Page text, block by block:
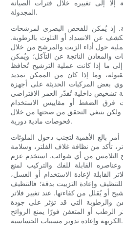
إلى تغييره خلال فترات الصيانة
المجدولة.
إذ يُمكن للفحص البصري لمرشحات
عن الانسداد أو التلوث بالرطوبة.
حول أداء الزيت والمرشح من خلال
الناتجة عن التآكل؛ ويُمكن
ما إذا كانت عملية الترشيح تُحافظ
وما إذا كان من الممكن تمديد
بعض المركبات الحديثة على أجهزة
داخلية تُقدّر العمر الافتراضي
فرق الضغط أو مقاييس الاستخدام
ولكن ينبغي التحقق من صحتها من خلال
فحوصات مادية دورية.
أمر بالغ الأهمية لتجنب دخول الملوثات
تأكد من نظافة غلاف الفلتر، وسلامة
التلامس من أي شوائب. استخدم عزم
القابلة للفك والتركيب لمنع
القابلة لإعادة الاستخدام أو الغسل،
وإعادة التزييت بدقة؛ فالتنظيف
أو يُقلل من كفاءتها. عند تغيير فلاتر
والرطوبة التي قد تؤثر على جودة
الرطب أو المتعفن فورًا يمنع الروائح
الكريهة وإعادة تدوير مسببات الحساسية.